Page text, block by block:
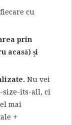
cu
prin
acasă) și
Nu vei
size-its-all, ci
mai
+